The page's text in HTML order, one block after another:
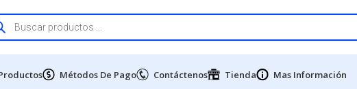
Métodos De Pago Contáctenos Tienda Mas Información